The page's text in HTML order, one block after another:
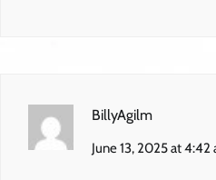
BillyAgilm
June 13, 2025 at 4:42